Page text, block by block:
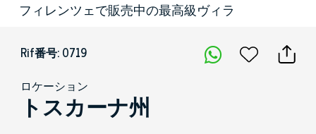
フィレンツェで販売中の最高級ヴィラ
Rif番号: 0719
ロケーション
トスカーナ州